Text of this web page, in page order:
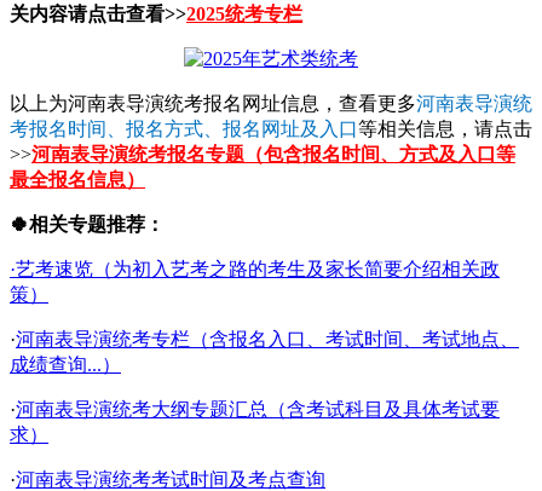
关内容请点击查看>>2025统考专栏
以上为河南表导演统考报名网址信息，查看更多河南表导演统
考报名时间、报名方式、报名网址及入口等相关信息，请点击
>>河南表导演统考报名专题（包含报名时间、方式及入口等
最全报名信息）
🍀相关专题推荐：
·艺考速览（为初入艺考之路的考生及家长简要介绍相关政
策）
·河南表导演统考专栏（含报名入口、考试时间、考试地点、
成绩查询...）
·河南表导演统考大纲专题汇总（含考试科目及具体考试要
求）
·河南表导演统考考试时间及考点查询